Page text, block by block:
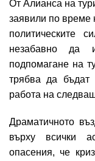
От Алианса на
заявили по време
политическите
незабавно да
подпомагане на
трябва да
работа на
Драматичното
върху всички
опасения, че